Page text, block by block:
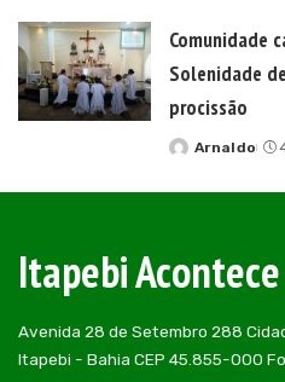
Comunidade
Solenidade
procissão
Posted
Arnaldo
Itapebi Acontece
Avenida 28 de Setembro 288
Itapebi - Bahia CEP 45.855-000